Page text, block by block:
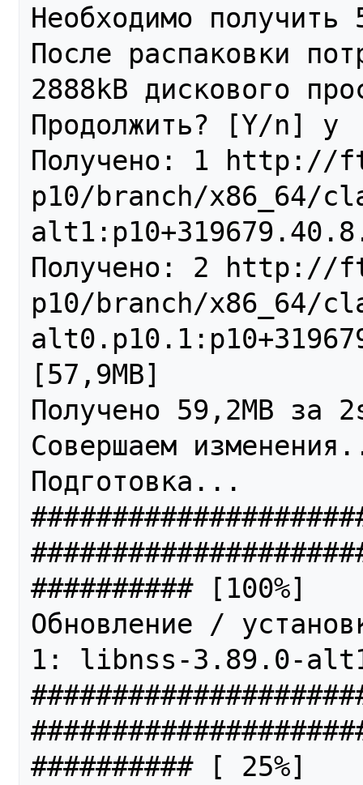
Необходимо получить
После распаковки
2888kB дискового
Продолжить? [Y/n] y
Получено: 1
p10/branch/x86_64/
Получено: 2
p10/branch/
[57,9MB]
Получено 59,2MB
Совершаем
Подготовка...
########## [100%]
Обновление /
1: libnss-3.89.0-
########## [ 25%]